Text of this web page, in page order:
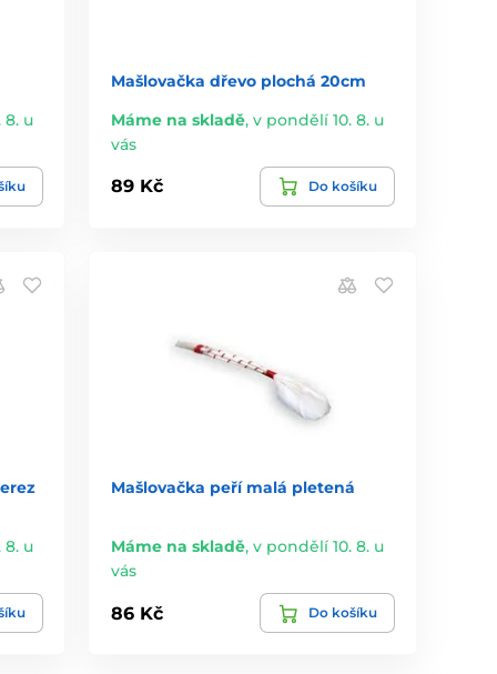
8. u
Mašlovačka dřevo plochá 20cm
Máme na skladě,v pondělí 10. 8. u
vás
89 Kč Do košíku
8. u
Mašlovačka peří malá pletená
Máme na skladě,v pondělí 10. 8. u
vás
86 Kč Do košíku